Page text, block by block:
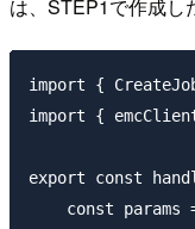
は、STEP1で作成し
import {
import {
export const
const params